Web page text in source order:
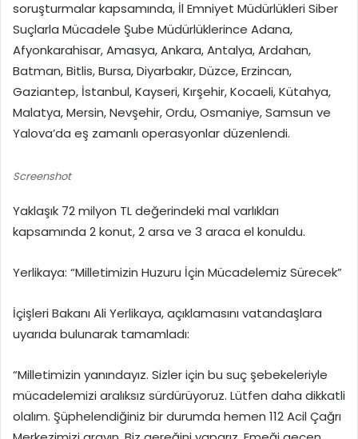
soruşturmalar kapsamında, İl Emniyet Müdürlükleri Siber
Suçlarla Mücadele Şube Müdürlüklerince Adana,
Afyonkarahisar, Amasya, Ankara, Antalya, Ardahan,
Batman, Bitlis, Bursa, Diyarbakır, Düzce, Erzincan,
Gaziantep, İstanbul, Kayseri, Kırşehir, Kocaeli, Kütahya,
Malatya, Mersin, Nevşehir, Ordu, Osmaniye, Samsun ve
Yalova’da eş zamanlı operasyonlar düzenlendi.
Screenshot
Yaklaşık 72 milyon TL değerindeki mal varlıkları
kapsamında 2 konut, 2 arsa ve 3 araca el konuldu.
Yerlikaya: “Milletimizin Huzuru İçin Mücadelemiz Sürecek”
İçişleri Bakanı Ali Yerlikaya, açıklamasını vatandaşlara
uyarıda bulunarak tamamladı:
“Milletimizin yanındayız. Sizler için bu suç şebekeleriyle
mücadelemizi aralıksız sürdürüyoruz. Lütfen daha dikkatli
olalım. Şüphelendiğiniz bir durumda hemen 112 Acil Çağrı